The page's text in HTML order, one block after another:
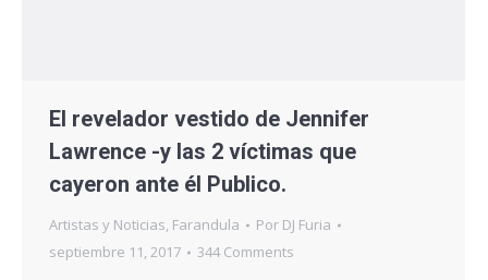
El revelador vestido de Jennifer
Lawrence -y las 2 víctimas que
cayeron ante él Publico.
Artistas y Noticias, Farandula Por DJ Furia
septiembre 11, 2017
344 Comments